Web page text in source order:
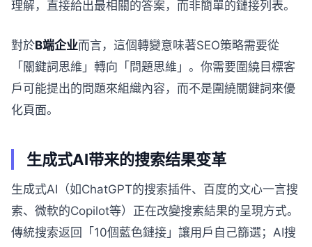
理解，直接給出最相關的答案，而非簡單的鏈接列表。
對於B端企业而言，這個轉變意味著SEO策略需要從
「關鍵詞思維」轉向「問題思維」。你需要圍繞目標客
戶可能提出的問題來組織內容，而不是圍繞關鍵詞來優
化頁面。
生成式AI带来的搜索结果变革
生成式AI（如ChatGPT的搜索插件、百度的文心一言搜
索、微軟的Copilot等）正在改變搜索結果的呈現方式。
傳統搜索返回「10個藍色鏈接」讓用戶自己篩選；AI搜